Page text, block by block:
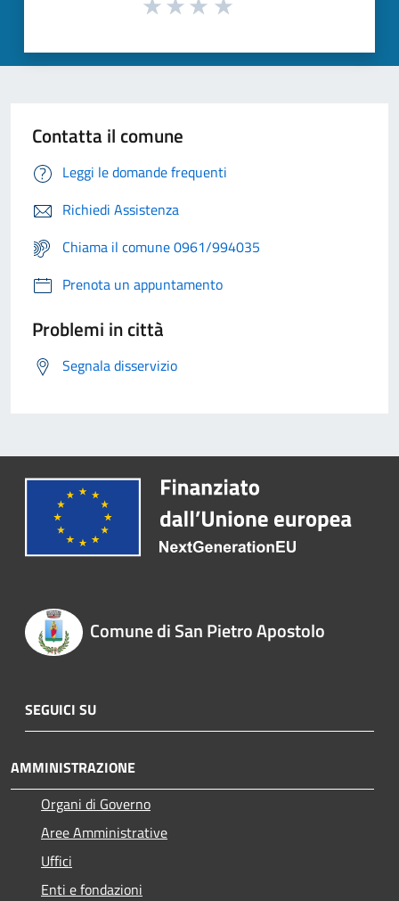
Contatta il comune
Leggi le domande frequenti
Richiedi Assistenza
Chiama il comune 0961/994035
Prenota un appuntamento
Problemi in città
Segnala disservizio
Comune di San Pietro Apostolo
SEGUICI SU
AMMINISTRAZIONE
Organi di Governo
Aree Amministrative
Uffici
Enti e fondazioni